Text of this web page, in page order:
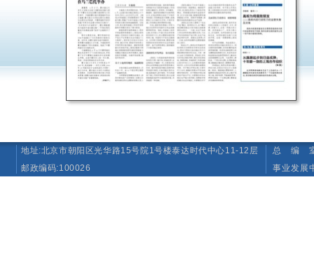
地址:北京市朝阳区光华路15号院1号楼泰达时代中心11-12层
邮政编码:100026
总 编 室
事业发